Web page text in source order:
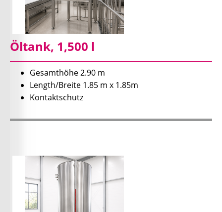
Öltank, 1,500 l
Gesamthöhe 2.90 m
Length/Breite 1.85 m x 1.85m
Kontaktschutz